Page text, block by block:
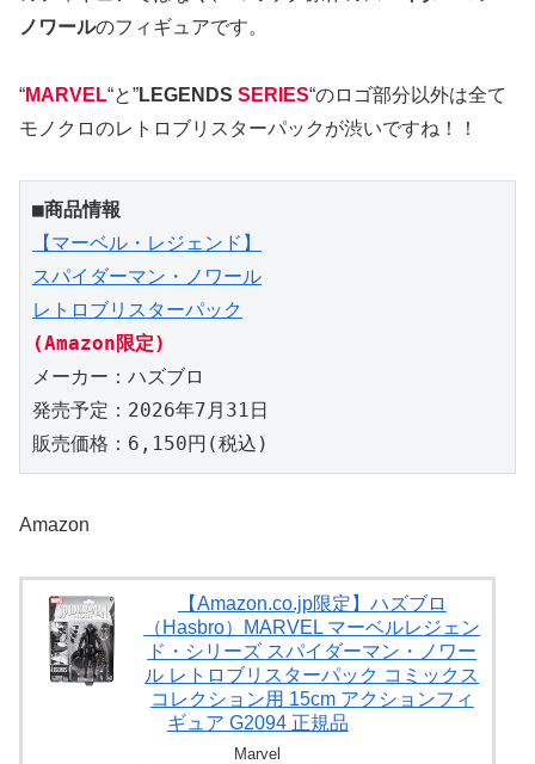
ノワールのフィギュアです。
“MARVEL“と”LEGENDS SERIES“のロゴ部分以外は全て
モノクロのレトロブリスターパックが渋いですね！！
■商品情報
【マーベル・レジェンド】
スパイダーマン・ノワール
レトロブリスターパック
(Amazon限定)
メーカー：ハズブロ
発売予定：2026年7月31日
販売価格：6,150円(税込)
Amazon
【Amazon.co.jp限定】ハズブロ
（Hasbro）MARVEL マーベルレジェン
ド・シリーズ スパイダーマン・ノワー
ル レトロブリスターパック コミックス
コレクション用 15cm アクションフィ
ギュア G2094 正規品
Marvel